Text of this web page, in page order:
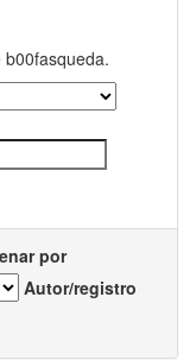
por
Autor/registro